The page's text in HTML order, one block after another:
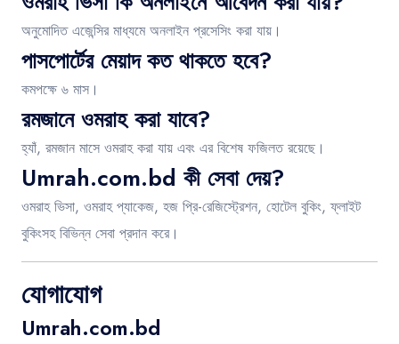
অনুমোদিত এজেন্সির মাধ্যমে অনলাইন প্রসেসিং করা যায়।
পাসপোর্টের মেয়াদ কত থাকতে হবে?
কমপক্ষে ৬ মাস।
রমজানে ওমরাহ করা যাবে?
হ্যাঁ, রমজান মাসে ওমরাহ করা যায় এবং এর বিশেষ ফজিলত রয়েছে।
Umrah.com.bd কী সেবা দেয়?
ওমরাহ ভিসা, ওমরাহ প্যাকেজ, হজ প্রি-রেজিস্ট্রেশন, হোটেল বুকিং, ফ্লাইট
বুকিংসহ বিভিন্ন সেবা প্রদান করে।
যোগাযোগ
Umrah.com.bd